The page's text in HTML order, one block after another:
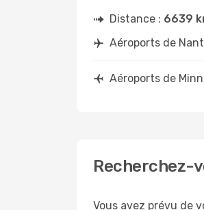
Distance : 6639
Aéroports de
Aéroports de
Recherchez-
Vous avez prévu de